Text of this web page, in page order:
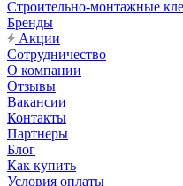
Строительно-монтажные
Бренды
Акции
Сотрудничество
О компании
Отзывы
Вакансии
Контакты
Партнеры
Блог
Как купить
Условия оплаты